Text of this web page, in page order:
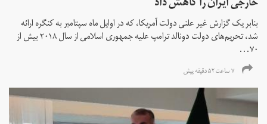
بنابر یک گزارش غیر علنی دولت آمریکا، که در اوایل ماه سپتامبر به کنگره ارائه
شد، تحریم‌های دولت دونالد ترامپ علیه جمهوری اسلامی از سال ۲۰۱۸ بیش از
۷۰...
۷ ساعت ۵۲ دقیقه پیش